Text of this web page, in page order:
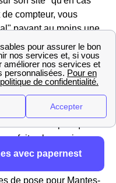
compteur, vous
payant au moins une
l'installation du
donc d'augmenter.
Linky chez
Linky sans votre
à celui-ci sans
faites le savoir en
avec accusé de
de pose pour Mantes-
avec papernest